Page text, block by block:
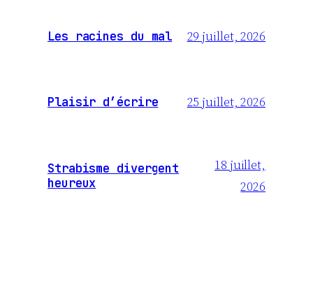
Les racines du mal 29 juillet, 2026
Plaisir d’écrire 25 juillet, 2026
Strabisme divergent
heureux
18 juillet,
2026